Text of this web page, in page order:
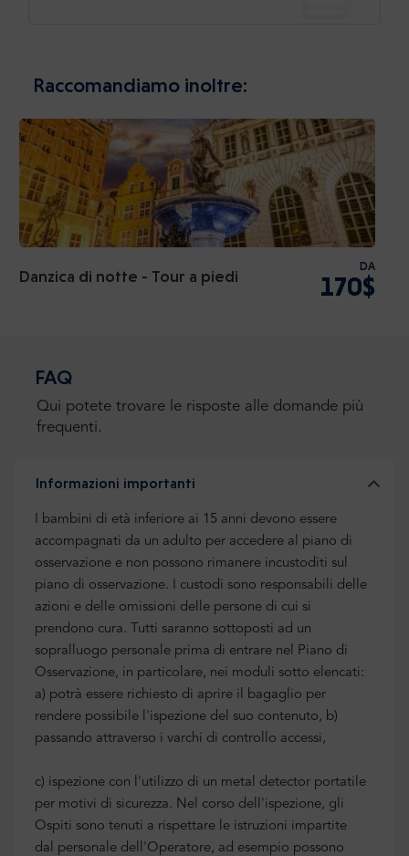
Raccomandiamo inoltre:
Danzica di notte - Tour a piedi
DA
170$
FAQ
Qui potete trovare le risposte alle domande più
frequenti.
Informazioni importanti
I bambini di età inferiore ai 15 anni devono essere
accompagnati da un adulto per accedere al piano di
osservazione e non possono rimanere incustoditi sul
piano di osservazione. I custodi sono responsabili delle
azioni e delle omissioni delle persone di cui si
prendono cura. Tutti saranno sottoposti ad un
sopralluogo personale prima di entrare nel Piano di
Osservazione, in particolare, nei moduli sotto elencati:
a) potrà essere richiesto di aprire il bagaglio per
rendere possibile l'ispezione del suo contenuto, b)
passando attraverso i varchi di controllo accessi,
c) ispezione con l'utilizzo di un metal detector portatile
per motivi di sicurezza. Nel corso dell'ispezione, gli
Ospiti sono tenuti a rispettare le istruzioni impartite
dal personale dell'Operatore, ad esempio possono